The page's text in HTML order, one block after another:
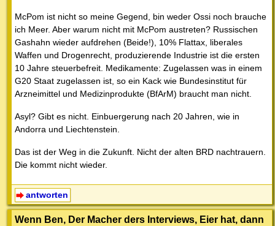
McPom ist nicht so meine Gegend, bin weder Ossi noch brauche
ich Meer. Aber warum nicht mit McPom austreten? Russischen
Gashahn wieder aufdrehen (Beide!), 10% Flattax, liberales
Waffen und Drogenrecht, produzierende Industrie ist die ersten
10 Jahre steuerbefreit. Medikamente: Zugelassen was in einem
G20 Staat zugelassen ist, so ein Kack wie Bundesinstitut für
Arzneimittel und Medizinprodukte (BfArM) braucht man nicht.
Asyl? Gibt es nicht. Einbuergerung nach 20 Jahren, wie in
Andorra und Liechtenstein.
Das ist der Weg in die Zukunft. Nicht der alten BRD nachtrauern.
Die kommt nicht wieder.
antworten
Wenn Ben, Der Macher ders Interviews, Eier hat, dann